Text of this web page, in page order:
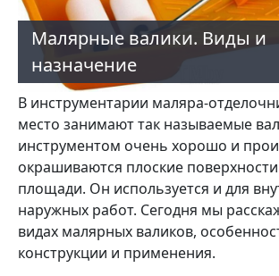
Малярные валики. Виды и
назначение
В инструментарии маляра-
место занимают так называемые
инструментом очень хорошо и
окрашиваются плоские
площади. Он используется и для
наружных работ. Сегодня мы
видах малярных валиков,
конструкции и применения.